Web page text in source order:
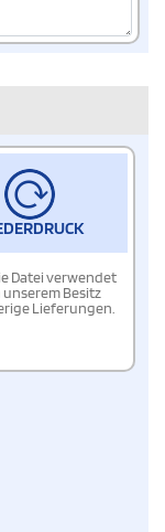
Datei verwendet
unserem Besitz
Lieferungen.